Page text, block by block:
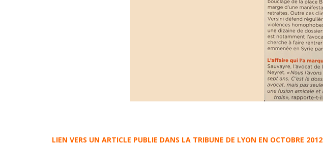
LIEN VERS UN ARTICLE PUBLIE DANS LA TRIBUNE DE LYON EN OCTOBRE 2012